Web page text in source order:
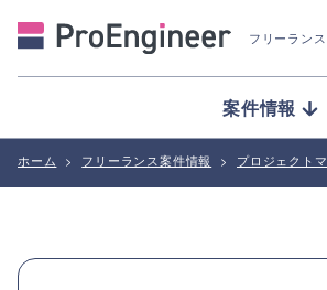
フリーラン
案件情報
ホーム > フリーランス案件情報 > プロジェクト